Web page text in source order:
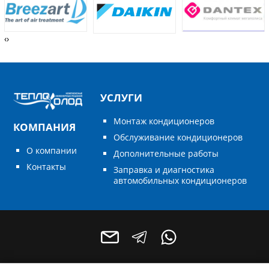
‹›
КОМПАНИЯ
О компании
Контакты
УСЛУГИ
Монтаж кондиционеров
Обслуживание кондиционеров
Дополнительные работы
Заправка и диагностика
автомобильных кондиционеров